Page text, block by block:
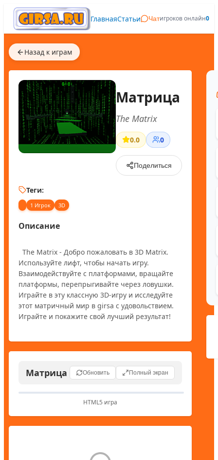
ГлавнаяСтатьи Чатигроков онлайн0
Назад к играм
Матрица
The Matrix
0.0 0
Поделиться
Теги:
1 Игрок 3D
Описание
Используйте лифт, чтобы начать игру.
Взаимодействуйте с платформами, вращайте
платформы, перепрыгивайте через ловушки.
Играйте в эту классную 3D-игру и исследуйте
этот матричный мир в girsa с удовольствием.
Матрица Обновить Полный экран
HTML5 игра